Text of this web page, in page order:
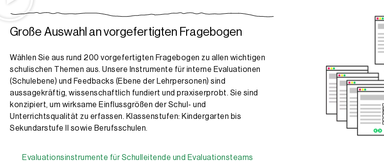
Große Auswahl an vorgefertigten Fragebogen
Wählen Sie aus rund 200 vorgefertigten Fragebogen zu allen wichtigen
schulischen Themen aus. Unsere Instrumente für interne Evaluationen
(Schulebene) und Feedbacks (Ebene der Lehrpersonen) sind
aussagekräftig, wissenschaftlich fundiert und praxiserprobt. Sie sind
konzipiert, um wirksame Einflussgrößen der Schul- und
Unterrichtsqualität zu erfassen. Klassenstufen: Kindergarten bis
Sekundarstufe II sowie Berufsschulen.
Evaluationsinstrumente für Schulleitende und Evaluationsteams